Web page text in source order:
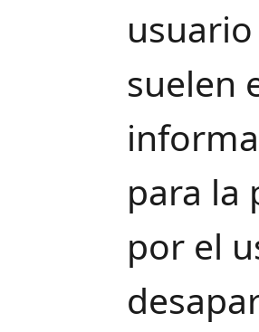
suelen
para la
por el